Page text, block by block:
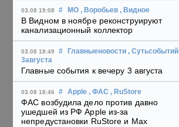
03.08 19:08 # МО , Воробьев , Видное
В Видном в ноябре реконструируют
канализационный коллектор
03.08 18:49 # Главныеновости , Сутьсобытий
3августа
Главные события к вечеру 3 августа
03.08 18:46 # Apple , ФАС , RuStore
ФАС возбудила дело против давно
ушедшей из РФ Apple из-за
непредустановки RuStore и Max